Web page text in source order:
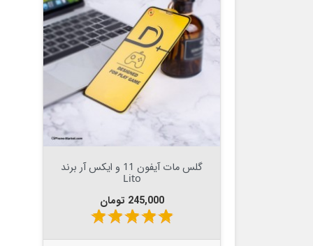
گلس مات آیفون 11 و ایکس آر برند
Lito
قیمت
245,000 تومان
star
star
star
star
star